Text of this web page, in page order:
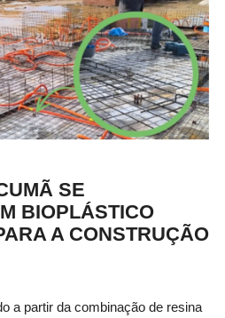
SE
BIOPLÁSTICO
A CONSTRUÇÃO
a partir da combinação de resina